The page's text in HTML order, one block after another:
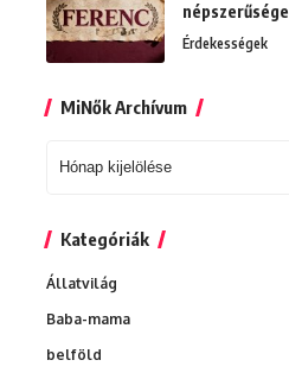
népszerűsége
Érdekességek
MiNők Archívum
MiNők
Kategóriák
Állatvilág
Baba-mama
belföld